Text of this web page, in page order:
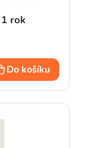
rok
Do košíku